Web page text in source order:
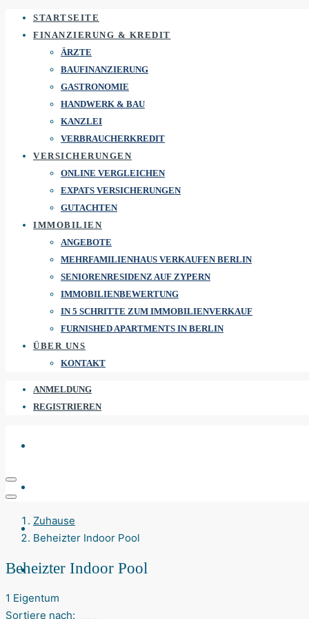
STARTSEITE
FINANZIERUNG & KREDIT
ÄRZTE
BAUFINANZIERUNG
GASTRONOMIE
HANDWERK & BAU
KANZLEI
VERBRAUCHERKREDIT
VERSICHERUNGEN
ONLINE VERGLEICHEN
EXPATS VERSICHERUNGEN
GUTACHTEN
IMMOBILIEN
ANGEBOTE
MEHRFAMILIENHAUS VERKAUFEN BERLIN
SENIORENRESIDENZ AUF ZYPERN
IMMOBILIENBEWERTUNG
IN 5 SCHRITTE ZUM IMMOBILIENVERKAUF
FURNISHED APARTMENTS IN BERLIN
ÜBER UNS
KONTAKT
ANMELDUNG
REGISTRIEREN
Zuhause
Beheizter Indoor Pool
Beheizter Indoor Pool
1 Eigentum
Sortiere nach: